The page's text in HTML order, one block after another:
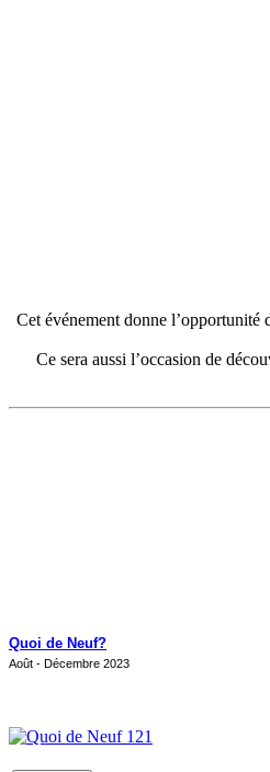
Cet événement donne
Ce sera aussi l’occasion de
Quoi de Neuf?
Août - Décembre 2023